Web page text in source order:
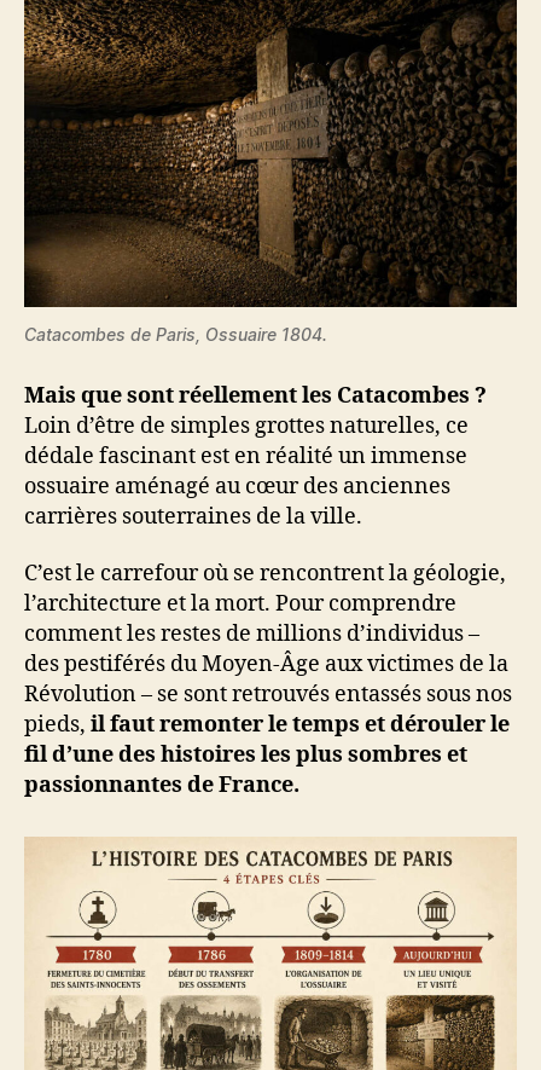
Catacombes de Paris, Ossuaire 1804.
Mais que sont réellement les Catacombes ?
Loin d’être de simples grottes naturelles, ce
dédale fascinant est en réalité un immense
ossuaire aménagé au cœur des anciennes
carrières souterraines de la ville.
C’est le carrefour où se rencontrent la géologie,
l’architecture et la mort. Pour comprendre
comment les restes de millions d’individus –
des pestiférés du Moyen-Âge aux victimes de la
Révolution – se sont retrouvés entassés sous nos
pieds, il faut remonter le temps et dérouler le
fil d’une des histoires les plus sombres et
passionnantes de France.